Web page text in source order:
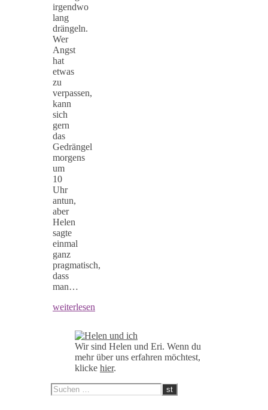
irgendwo
lang
drängeln.
Wer
Angst
hat
etwas
zu
verpassen,
kann
sich
gern
das
Gedrängel
morgens
um
10
Uhr
antun,
aber
Helen
sagte
einmal
ganz
pragmatisch,
dass
man…
weiterlesen
Wir sind Helen und Eri. Wenn du
mehr über uns erfahren möchtest,
klicke hier.